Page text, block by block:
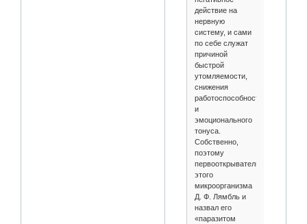
действие на
нервную
систему, и сами
по себе служат
причиной
быстрой
утомляемости,
снижения
работоспособности
и
эмоционального
тонуса.
Собственно,
поэтому
первооткрыватель
этого
микроорганизма
Д. Ф. Лямбль и
назвал его
«паразитом